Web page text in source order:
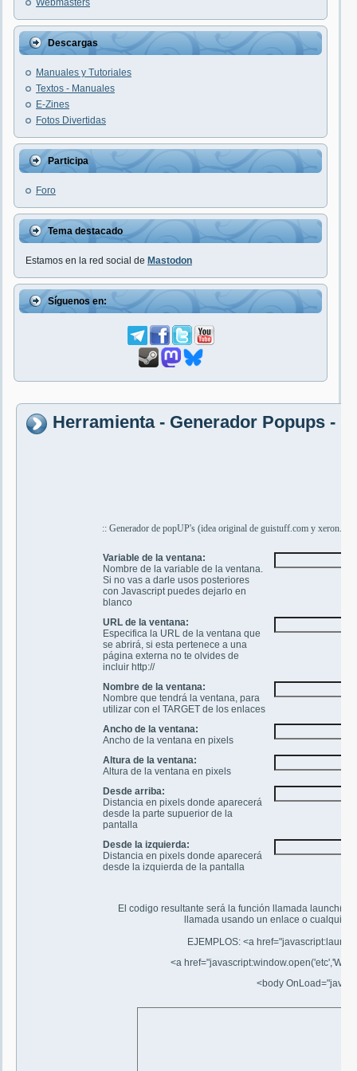
Webmasters
Descargas
Manuales y Tutoriales
Textos - Manuales
E-Zines
Fotos Divertidas
Participa
Foro
Tema destacado
Estamos en la red social de Mastodon
Síguenos en:
Herramienta - Generador Popups -
:: Generador de popUP's (idea original de guistuff.com y xeron.org
Variable de la ventana:
Nombre de la variable de la ventana.
Si no vas a darle usos posteriores
con Javascript puedes dejarlo en
blanco
URL de la ventana:
Especifica la URL de la ventana que
se abrirá, si esta pertenece a una
página externa no te olvides de
incluir http://
Nombre de la ventana:
Nombre que tendrá la ventana, para
utilizar con el TARGET de los enlaces
Ancho de la ventana:
Ancho de la ventana en pixels
Altura de la ventana:
Altura de la ventana en pixels
Desde arriba:
Distancia en pixels donde aparecerá
desde la parte supuerior de la
pantalla
Desde la izquierda:
Distancia en pixels donde aparecerá
desde la izquierda de la pantalla
El codigo resultante será la función llamada launch()
llamada usando un enlace o cualquier
EJEMPLOS: <a
<a
<body